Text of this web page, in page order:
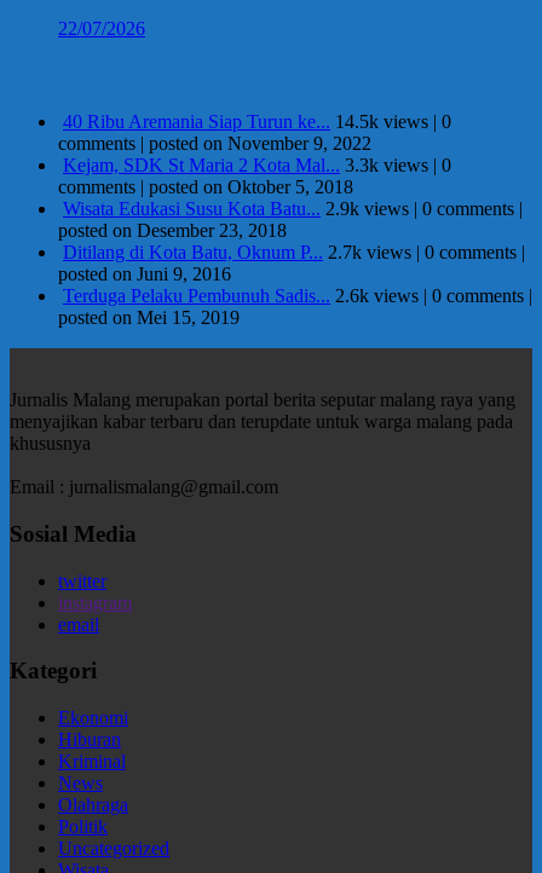
22/07/2026
40 Ribu Aremania Siap Turun ke... 14.5k views | 0
comments | posted on November 9, 2022
Kejam, SDK St Maria 2 Kota Mal... 3.3k views | 0
comments | posted on Oktober 5, 2018
Wisata Edukasi Susu Kota Batu... 2.9k views | 0 comments |
posted on Desember 23, 2018
Ditilang di Kota Batu, Oknum P... 2.7k views | 0 comments |
posted on Juni 9, 2016
Terduga Pelaku Pembunuh Sadis... 2.6k views | 0 comments |
posted on Mei 15, 2019
Jurnalis Malang merupakan portal berita seputar malang raya yang
menyajikan kabar terbaru dan terupdate untuk warga malang pada
khususnya
Email : jurnalismalang@gmail.com
Sosial Media
twitter
instagram
email
Kategori
Ekonomi
Hiburan
Kriminal
News
Olahraga
Politik
Uncategorized